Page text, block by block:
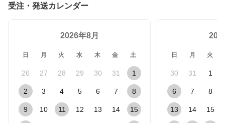
受注・発送カレンダー
2026年8月
日 月 火 水 木 金 土
26 27 28 29 30 31 1
2 3 4 5 6 7 8
9 10 11 12 13 14 15
日 月 火
30 31 1
6 7 8
13 14 15